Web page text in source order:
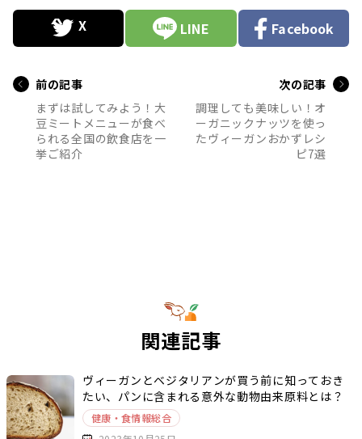
LINE Facebook
前の記事
まずは試してみよう！大
豆ミートメニューが食べ
られる全国の飲食店を一
挙ご紹介
次の記事
調理しても美味しい！オ
ーガニックナッツを使っ
たヴィーガンおかずレシ
ピ7選
関連記事
ヴィーガンとベジタリアンが買う前に知っておき
たい、パンに含まれる意外な動物由来原料とは？
健康・食情報総合